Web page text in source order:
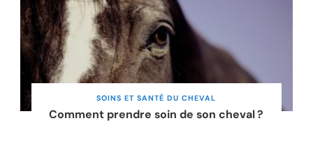
SOINS ET SANTÉ DU CHEVAL
Comment prendre soin de son cheval ?